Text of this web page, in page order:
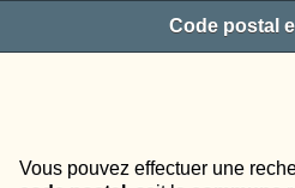
Code postal
Vous pouvez effectuer une